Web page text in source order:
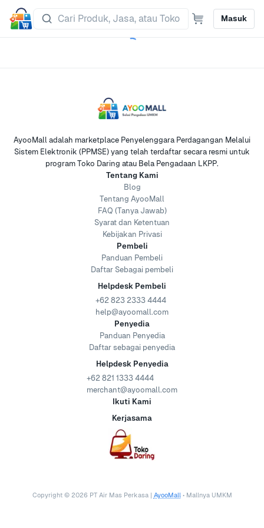
Masuk
AyooMall adalah marketplace Penyelenggara Perdagangan Melalui
Sistem Elektronik (PPMSE) yang telah terdaftar secara resmi untuk
program Toko Daring atau Bela Pengadaan LKPP.
Tentang Kami
Blog
Tentang AyooMall
FAQ (Tanya Jawab)
Syarat dan Ketentuan
Kebijakan Privasi
Pembeli
Panduan Pembeli
Daftar Sebagai pembeli
Helpdesk Pembeli
+62 823 2333 4444
help@ayoomall.com
Penyedia
Panduan Penyedia
Daftar sebagai penyedia
Helpdesk Penyedia
+62 821 1333 4444
merchant@ayoomall.com
Ikuti Kami
Kerjasama
Copyright © 2026 PT Air Mas Perkasa | AyooMall • Mallnya UMKM